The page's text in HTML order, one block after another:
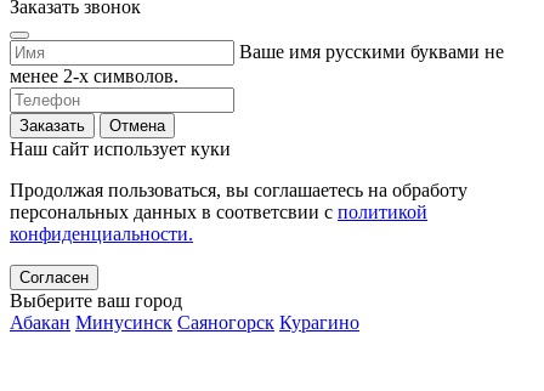
Заказать звонок
Ваше имя русскими буквами не
менее 2-х символов.
Заказать Отмена
Наш сайт использует куки
Продолжая пользоваться, вы соглашаетесь на обработу
персональных данных в соответсвии с политикой
конфиденциальности.
Согласен
Выберите ваш город
Абакан Минусинск Саяногорск Курагино